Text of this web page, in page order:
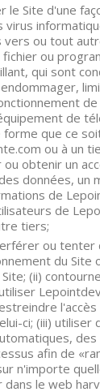
le Site d'une
virus
vers ou tout
ou
qui sont
de
forme que ce
ou à un
obtenir un
données, un
de
de
tiers;
ou
du Site
(ii)
ci; (iii) utiliser
afin de
n'importe
dans le web